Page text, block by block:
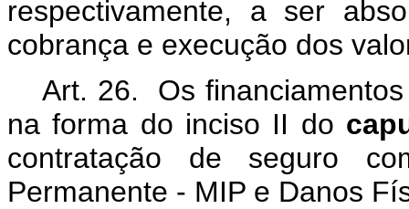
respectivamente, a ser
cobrança e execução dos
Art. 26. Os
na forma do inciso II do
contratação de seguro
Permanente - MIP e Danos